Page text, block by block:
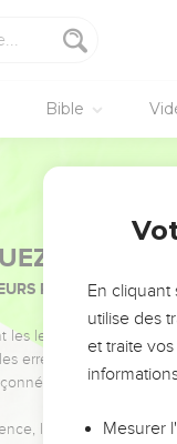
Bible
23 Et Abraham
cinquante justes qui
Loin de toi d'agir
27 Et Abraham
28 Peut-être en
détruirai pas, si j'y en
29 Et il continua
cause des quarante.
Je ne le ferai pas, si
En
utilise des
et traite
Mesurer